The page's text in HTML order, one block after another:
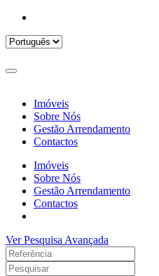
Imóveis
Sobre Nós
Gestão Arrendamento
Contactos
Imóveis
Sobre Nós
Gestão Arrendamento
Contactos
Ver Pesquisa Avançada